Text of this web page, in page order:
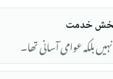
بخش خدمت
بلکہ عوامی آسانی تھا۔